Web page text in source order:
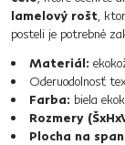
lamelový rošt,
posteli je potrebné
Materiál:
Oderuodolnosť
Farba: biela
Rozmery
Plocha na